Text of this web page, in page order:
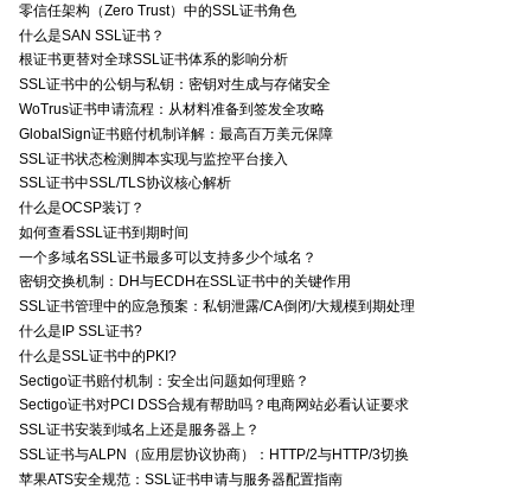
零信任架构（Zero Trust）中的SSL证书角色
什么是SAN SSL证书？
根证书更替对全球SSL证书体系的影响分析
SSL证书中的公钥与私钥：密钥对生成与存储安全
WoTrus证书申请流程：从材料准备到签发全攻略
GlobalSign证书赔付机制详解：最高百万美元保障
SSL证书状态检测脚本实现与监控平台接入
SSL证书中SSL/TLS协议核心解析
什么是OCSP装订？
如何查看SSL证书到期时间
一个多域名SSL证书最多可以支持多少个域名？
密钥交换机制：DH与ECDH在SSL证书中的关键作用
SSL证书管理中的应急预案：私钥泄露/CA倒闭/大规模到期处理
什么是IP SSL证书?
什么是SSL证书中的PKI?
Sectigo证书赔付机制：安全出问题如何理赔？
Sectigo证书对PCI DSS合规有帮助吗？电商网站必看认证要求
SSL证书安装到域名上还是服务器上？
SSL证书与ALPN（应用层协议协商）：HTTP/2与HTTP/3切换
苹果ATS安全规范：SSL证书申请与服务器配置指南